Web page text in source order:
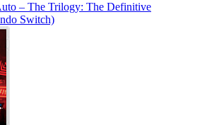
– The Trilogy: The Definitive
Switch)